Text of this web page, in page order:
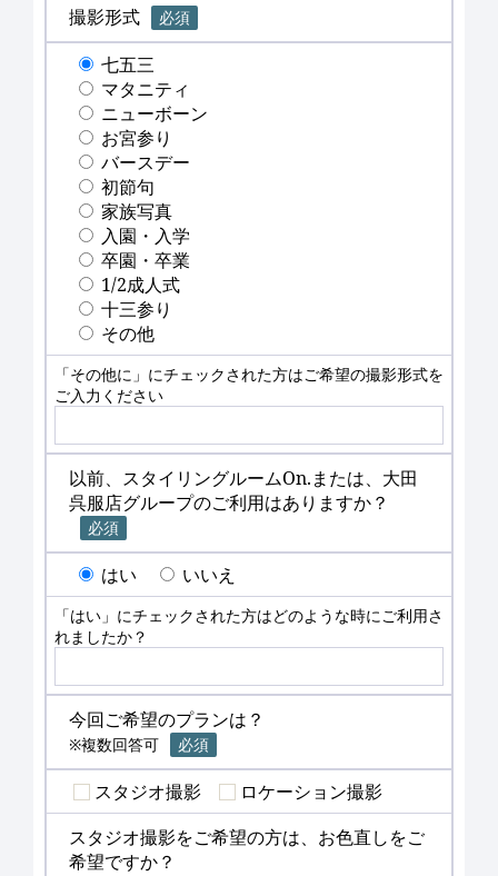
撮影形式 必須
七五三
マタニティ
ニューボーン
お宮参り
バースデー
初節句
家族写真
入園・入学
卒園・卒業
1/2成人式
十三参り
その他
「その他に」にチェックされた方はご希望の撮影形式を
ご入力ください
以前、スタイリングルームOn.または、大田
呉服店グループのご利用はありますか？
必須
はい いいえ
「はい」にチェックされた方はどのような時にご利用さ
れましたか？
今回ご希望のプランは？
※複数回答可 必須
スタジオ撮影
ロケーション撮影
スタジオ撮影をご希望の方は、お色直しをご
希望ですか？